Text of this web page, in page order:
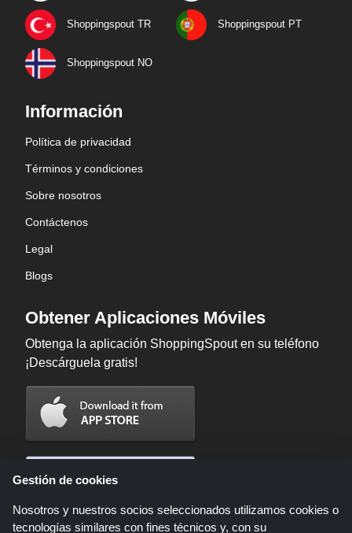
Shoppingspout TR Shoppingspout PT
Shoppingspout NO
Información
Política de privacidad
Términos y condiciones
Sobre nosotros
Contáctenos
Legal
Blogs
Obtener Aplicaciones Móviles
Obtenga la aplicación ShoppingSpout en su teléfono
¡Descárguela gratis!
Gestión de cookies
Nosotros y nuestros socios seleccionados utilizamos cookies o
tecnologías similares con fines técnicos y, con su